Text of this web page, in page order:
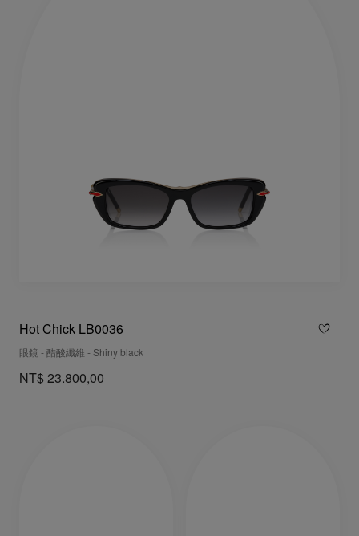
Hot Chick LB0036
眼鏡 - 醋酸纖維 - Shiny black
NT$ 23.800,00